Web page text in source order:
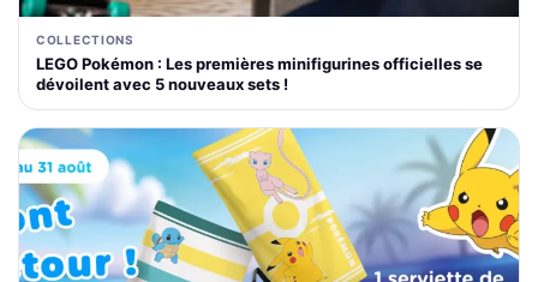
COLLECTIONS
LEGO Pokémon : Les premières minifigurines officielles se
dévoilent avec 5 nouveaux sets !